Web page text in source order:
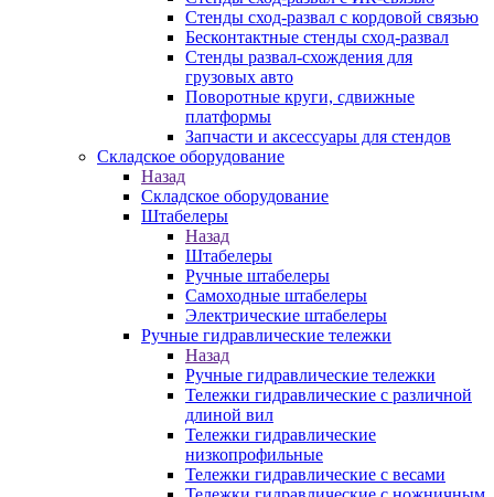
Стенды сход-развал с кордовой связью
Бесконтактные стенды сход-развал
Стенды развал-схождения для
грузовых авто
Поворотные круги, сдвижные
платформы
Запчасти и аксессуары для стендов
Складское оборудование
Назад
Складское оборудование
Штабелеры
Назад
Штабелеры
Ручные штабелеры
Самоходные штабелеры
Электрические штабелеры
Ручные гидравлические тележки
Назад
Ручные гидравлические тележки
Тележки гидравлические с различной
длиной вил
Тележки гидравлические
низкопрофильные
Тележки гидравлические с весами